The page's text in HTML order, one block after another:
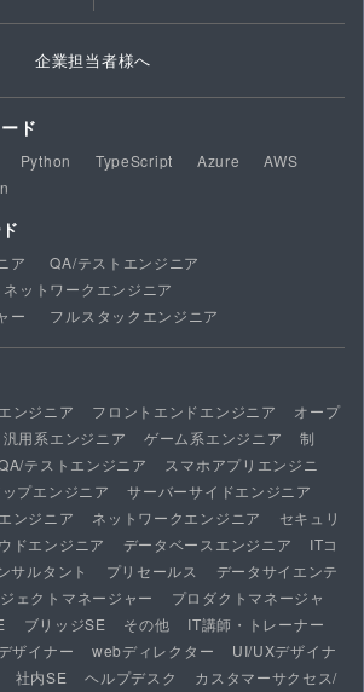
企業担当者様へ
ド
Python TypeScript Azure
AWS
ア
QA/テストエンジニア
ネットワークエンジニア
ー
フルスタックエンジニア
ンジニア フロントエンドエンジニア
オープ
汎用系エンジニア ゲーム系エンジニア
制
テストエンジニア
スマホアプリエンジニ
プエンジニア
サーバーサイドエンジニア
ンジニア ネットワークエンジニア
セキュリ
ドエンジニア データベースエンジニア
ITコ
サルタント プリセールス
データサイエンテ
ェクトマネージャー
プロダクトマネージャ
ブリッジSE その他
IT講師・トレーナー
ザイナー webディレクター
UI/UXデザイナ
社内SE ヘルプデスク
カスタマーサクセス/